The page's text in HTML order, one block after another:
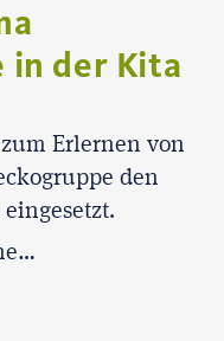
in der Kita
Erlernen von
den